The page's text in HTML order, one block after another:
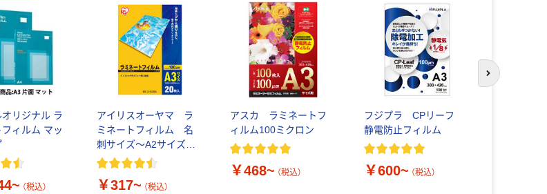
リジナル ラ
ィルム マッ
（税込）
アイリスオーヤマ ラ
ミネートフィルム 名
刺サイズ～A2サイズ
100μ(ミクロン)
￥317~ （税込）
アスカ ラミネートフ
ィルム100ミクロン
￥468~ （税込）
フジプラ CPリーフ
静電防止フィルム
￥600~ （税込）
次のスライド